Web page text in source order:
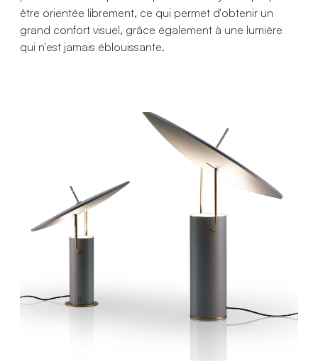
être orientée librement, ce qui permet d'obtenir un
grand confort visuel, grâce également à une lumière
qui n'est jamais éblouissante.